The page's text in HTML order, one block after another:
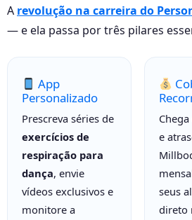
A revolução na carreira do
— e ela passa por três pilares
App
Personalizado
Prescreva séries de
exercícios de
respiração para
dança, envie
vídeos exclusivos e
monitore a
e
seus
direto